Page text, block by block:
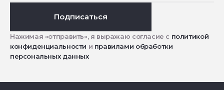
Подписаться
Нажимая «отправить», я выражаю согласие с политикой
конфиденциальности и правилами обработки
персональных данных